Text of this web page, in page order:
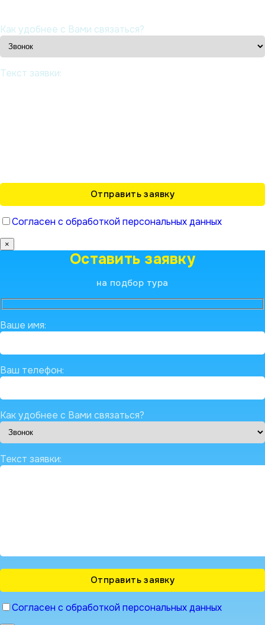
Как удобнее с Вами связаться?
Текст заявки:
Согласен с обработкой персональных данных
×
Оставить заявку
на подбор тура
Ваше имя:
Ваш телефон:
Как удобнее с Вами связаться?
Текст заявки:
Согласен с обработкой персональных данных